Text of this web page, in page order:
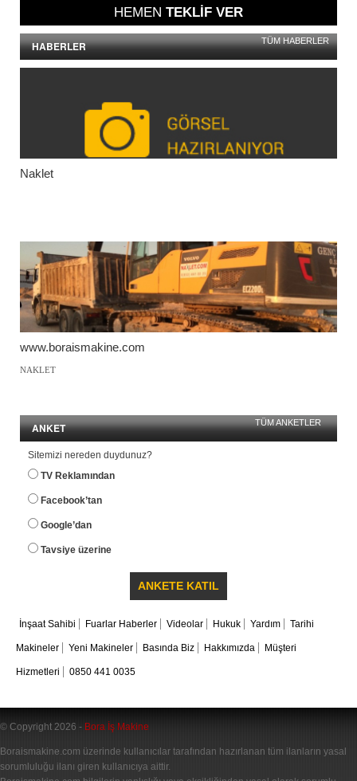
HEMEN TEKLİF VER
HABERLER TÜM HABERLER
Naklet
www.boraismakine.com
NAKLET
ANKET TÜM ANKETLER
Sitemizi nereden duydunuz?
TV Reklamından
Facebook’tan
Google’dan
Tavsiye üzerine
İnşaat Sahibi Fuarlar Haberler Videolar Hukuk Yardım Tarihi
Makineler Yeni Makineler Basında Biz Hakkımızda Müşteri
Hizmetleri 0850 441 0035
© Copyright 2026 - Bora İş Makine
Boraismakine.com üzerinde kullanıcılar tarafından hazırlanan tüm ilanların yasal
sorumluluğu ilanı giren kullanıcıya aittir.